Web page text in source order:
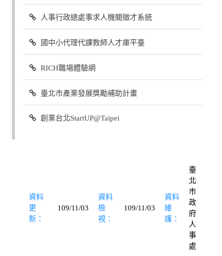
人事行政總處事求人機關徵才系統
國中小代理代課教師人才庫平臺
RICH職場體驗網
臺北市產業發展獎勵補助計畫
創業台北StartUP@Taipei
資料
更
新：
109/11/03
資料
檢
視：
109/11/03
資料
維
護：
臺
北
市
政
府
人
事
處